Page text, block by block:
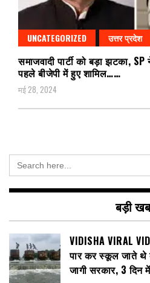
UNCATEGORIZED उत्तर प्रदेश
समाजवादी पार्टी को बड़ा झटका,
पहले बीजेपी में हुए शामिल……
मई 28, 2024
Search
for:
बड़ी
VIDISHA VIRAL
पार कर स्कूल जाते थे
जागी सरकार, 3 दिन